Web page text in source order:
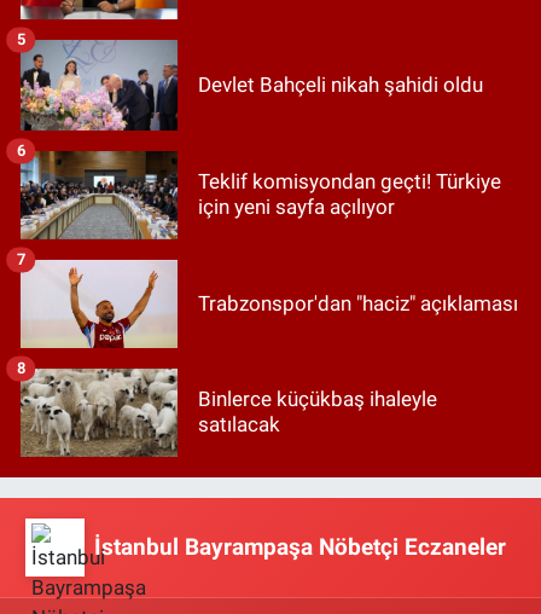
Devlet Bahçeli nikah şahidi oldu
5
Teklif komisyondan geçti! Türkiye
için yeni sayfa açılıyor
6
Trabzonspor'dan "haciz" açıklaması
7
Binlerce küçükbaş ihaleyle
satılacak
8
İstanbul Bayrampaşa Nöbetçi Eczaneler